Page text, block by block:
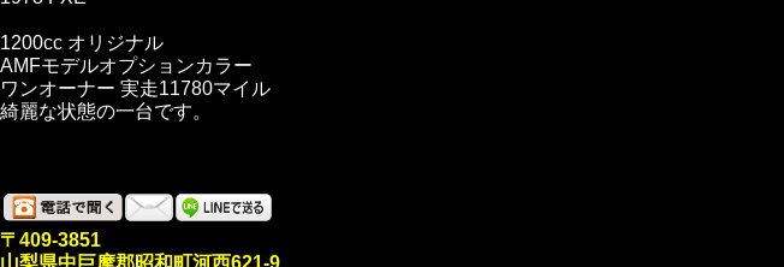
1200cc オリジナル
AMFモデルオプションカラー
ワンオーナー 実走11780マイル
綺麗な状態の一台です。
〒409-3851
山梨県中巨摩郡昭和町河西621-9